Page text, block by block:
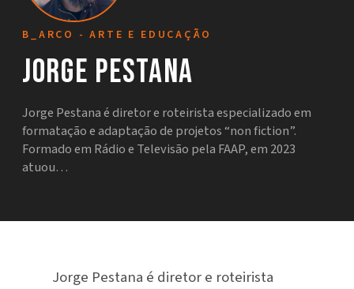
B_ARCO - ARTE E EDUCAÇÃO
Jorge Pestana
Jorge Pestana é diretor e roteirista especializado em
formatação e adaptação de projetos “non fiction”.
Formado em Rádio e Televisão pela FAAP, em 2023
atuou…
Jorge Pestana é diretor e roteirista